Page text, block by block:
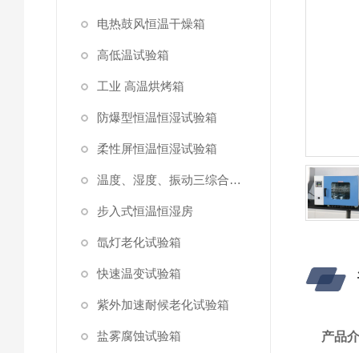
电热鼓风恒温干燥箱
高低温试验箱
工业 高温烘烤箱
防爆型恒温恒湿试验箱
柔性屏恒温恒湿试验箱
温度、湿度、振动三综合试验箱
步入式恒温恒湿房
氙灯老化试验箱
快速温变试验箱
紫外加速耐候老化试验箱
盐雾腐蚀试验箱
产品